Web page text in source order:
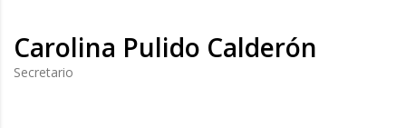
Carolina Pulido Calderón
Secretario